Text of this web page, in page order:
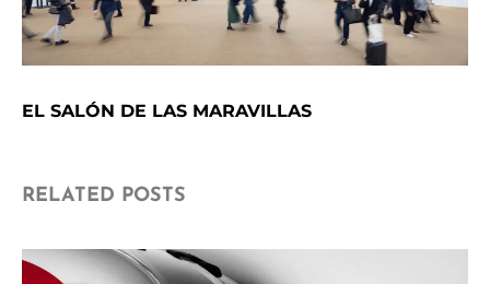
EL SALÓN DE LAS MARAVILLAS
RELATED POSTS